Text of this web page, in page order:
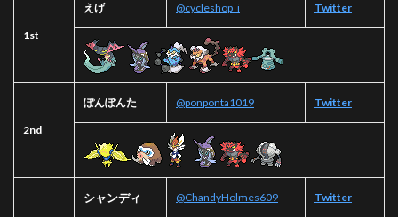
1st
えげ @cycleshop_i Twitter
2nd
ぽんぽんた @ponponta1019 Twitter
シャンディ @ChandyHolmes609 Twitter